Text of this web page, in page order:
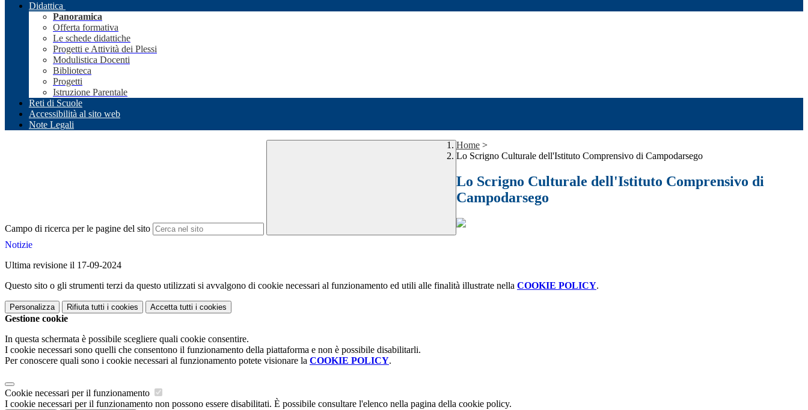
Didattica
Panoramica
Offerta formativa
Le schede didattiche
Progetti e Attività dei Plessi
Modulistica Docenti
Biblioteca
Progetti
Istruzione Parentale
Reti di Scuole
Accessibilità al sito web
Note Legali
Campo di ricerca per le pagine del sito
Home >
Lo Scrigno Culturale dell'Istituto Comprensivo di Campodarsego
Lo Scrigno Culturale dell'Istituto Comprensivo di
Campodarsego
Notizie
Ultima revisione il 17-09-2024
Questo sito o gli strumenti terzi da questo utilizzati si avvalgono di cookie necessari al funzionamento ed utili alle finalità illustrate nella COOKIE POLICY.
Personalizza Rifiuta tutti i cookies Accetta tutti i cookies
Gestione cookie
In questa schermata è possibile scegliere quali cookie consentire.
I cookie necessari sono quelli che consentono il funzionamento della piattaforma e non è possibile disabilitarli.
Per conoscere quali sono i cookie necessari al funzionamento potete visionare la COOKIE POLICY.
Cookie necessari per il funzionamento
I cookie necessari per il funzionamento non possono essere disabilitati. È possibile consultare l'elenco nella pagina della cookie policy.